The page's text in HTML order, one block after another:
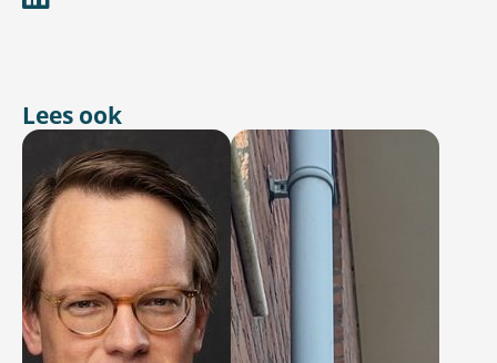
Lees ook